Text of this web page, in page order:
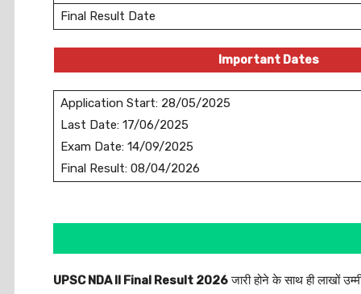
Final Result Date
Important Dates
Application Start: 28/05/2025
Last Date: 17/06/2025
Exam Date: 14/09/2025
Final Result: 08/04/2026
UPSC NDA II Final Result 2026जारी होने के साथ ही लाखों